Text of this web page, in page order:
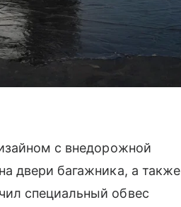
с внедорожной
двери багажника, а также
специальный обвес